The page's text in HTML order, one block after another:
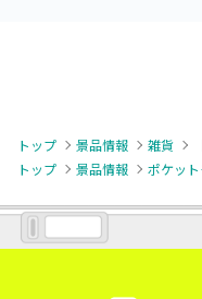
トップ 景品情報 雑貨
トップ
景品情報 ポケッ